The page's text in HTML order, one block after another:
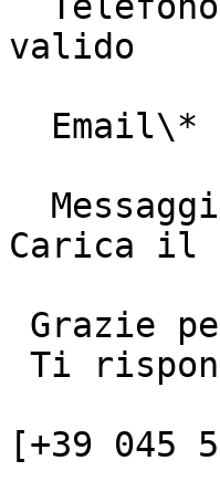
valido
Carica il
[+39 045